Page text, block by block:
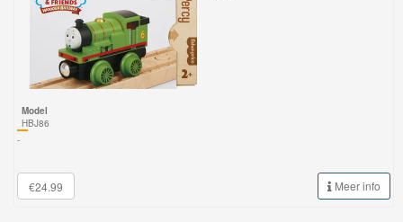
Model
HBJ86
-
€24.99 Meer info